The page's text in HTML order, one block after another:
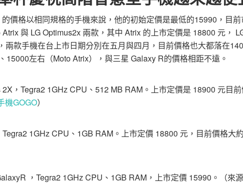
價格以相同規格的手機來說，他的初始定價是最低的15990，目
與 LG Optimus2x 兩款，其中 Atrix 的上市定價是 18800 元，
兩款手機在台上市日期分別在五月與四月，目前價格也大都落在
15000左右（Moto Atrix），與三星 Galaxy R的價格相距不遠。
，Tegra2 1GHz CPU、512 MB RAM。上市定價是 18900 元目
機GOGO）
1GHz CPU、1GB RAM。上市定價 18800 元，目前價格大
，Tegra2 1GHz CPU、1GB RAM，上市定價 15990。（來源